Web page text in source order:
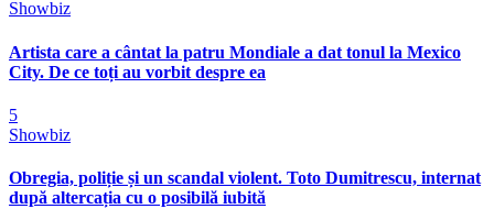
Showbiz
Artista care a cântat la patru Mondiale a dat tonul la Mexico
City. De ce toți au vorbit despre ea
5
Showbiz
Obregia, poliție și un scandal violent. Toto Dumitrescu, internat
după altercația cu o posibilă iubită